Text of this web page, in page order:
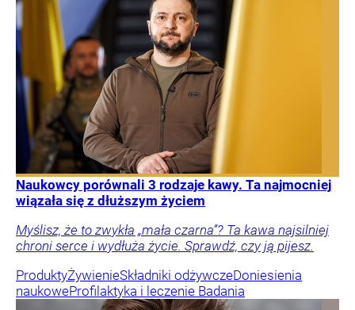
Naukowcy porównali 3 rodzaje kawy. Ta najmocniej
wiązała się z dłuższym życiem
Myślisz, że to zwykła „mała czarna”? Ta kawa najsilniej
chroni serce i wydłuża życie. Sprawdź, czy ją pijesz.
ProduktyŻywienieSkładniki odżywczeDoniesienia
naukoweProfilaktyka i leczenie Badania